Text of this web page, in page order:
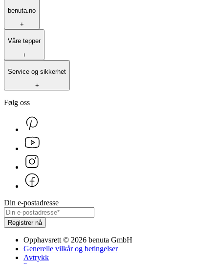
benuta.no
+
Våre tepper
+
Service og sikkerhet
+
Følg oss
Din e-postadresse
Registrer nå
Opphavsrett © 2026 benuta GmbH
Generelle vilkår og betingelser
Avtrykk